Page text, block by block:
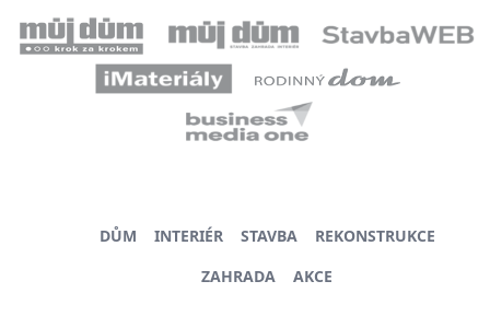
DŮM INTERIÉR STAVBA
REKONSTRUKCE
ZAHRADA
AKCE